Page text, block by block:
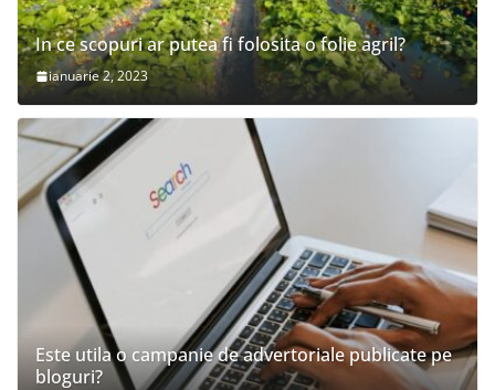
In ce scopuri ar putea fi folosita o folie agril?
ianuarie 2, 2023
Este utila o campanie de advertoriale publicate pe
bloguri?